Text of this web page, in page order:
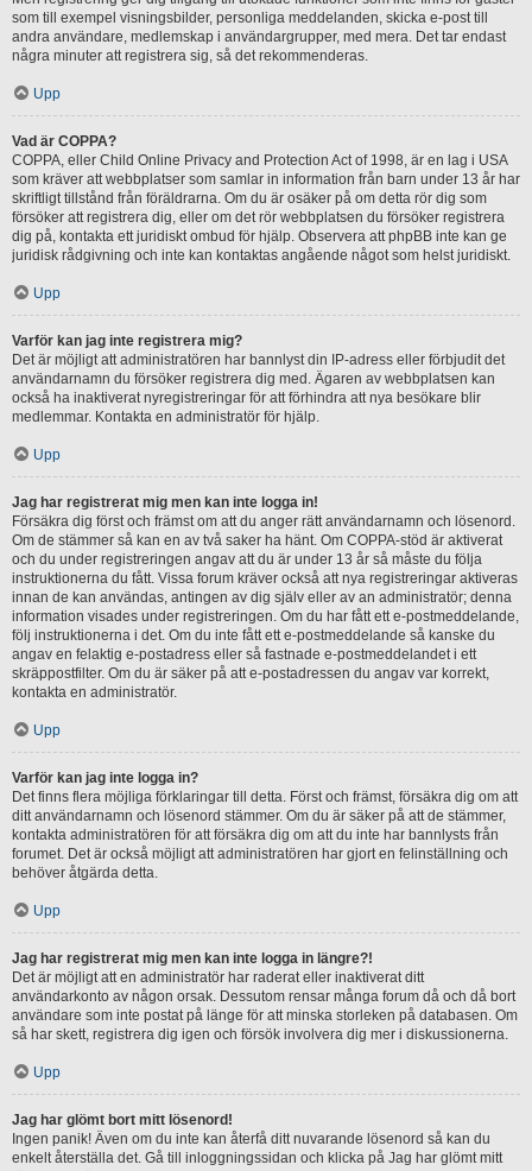
som till exempel visningsbilder, personliga meddelanden, skicka e-post till
andra användare, medlemskap i användargrupper, med mera. Det tar endast
några minuter att registrera sig, så det rekommenderas.
Upp
Vad är COPPA?
COPPA, eller Child Online Privacy and Protection Act of 1998, är en lag i USA
som kräver att webbplatser som samlar in information från barn under 13 år har
skriftligt tillstånd från föräldrarna. Om du är osäker på om detta rör dig som
försöker att registrera dig, eller om det rör webbplatsen du försöker registrera
dig på, kontakta ett juridiskt ombud för hjälp. Observera att phpBB inte kan ge
juridisk rådgivning och inte kan kontaktas angående något som helst juridiskt.
Upp
Varför kan jag inte registrera mig?
Det är möjligt att administratören har bannlyst din IP-adress eller förbjudit det
användarnamn du försöker registrera dig med. Ägaren av webbplatsen kan
också ha inaktiverat nyregistreringar för att förhindra att nya besökare blir
medlemmar. Kontakta en administratör för hjälp.
Upp
Jag har registrerat mig men kan inte logga in!
Försäkra dig först och främst om att du anger rätt användarnamn och lösenord.
Om de stämmer så kan en av två saker ha hänt. Om COPPA-stöd är aktiverat
och du under registreringen angav att du är under 13 år så måste du följa
instruktionerna du fått. Vissa forum kräver också att nya registreringar aktiveras
innan de kan användas, antingen av dig själv eller av an administratör; denna
information visades under registreringen. Om du har fått ett e-postmeddelande,
följ instruktionerna i det. Om du inte fått ett e-postmeddelande så kanske du
angav en felaktig e-postadress eller så fastnade e-postmeddelandet i ett
skräppostfilter. Om du är säker på att e-postadressen du angav var korrekt,
kontakta en administratör.
Upp
Varför kan jag inte logga in?
Det finns flera möjliga förklaringar till detta. Först och främst, försäkra dig om att
ditt användarnamn och lösenord stämmer. Om du är säker på att de stämmer,
kontakta administratören för att försäkra dig om att du inte har bannlysts från
forumet. Det är också möjligt att administratören har gjort en felinställning och
behöver åtgärda detta.
Upp
Jag har registrerat mig men kan inte logga in längre?!
Det är möjligt att en administratör har raderat eller inaktiverat ditt
användarkonto av någon orsak. Dessutom rensar många forum då och då bort
användare som inte postat på länge för att minska storleken på databasen. Om
så har skett, registrera dig igen och försök involvera dig mer i diskussionerna.
Upp
Jag har glömt bort mitt lösenord!
Ingen panik! Även om du inte kan återfå ditt nuvarande lösenord så kan du
enkelt återställa det. Gå till inloggningssidan och klicka på Jag har glömt mitt